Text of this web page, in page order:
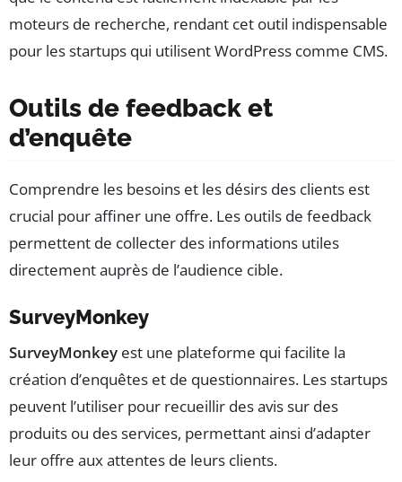
moteurs de recherche, rendant cet outil indispensable
pour les startups qui utilisent WordPress comme CMS.
Outils de feedback et
d’enquête
Comprendre les besoins et les désirs des clients est
crucial pour affiner une offre. Les outils de feedback
permettent de collecter des informations utiles
directement auprès de l’audience cible.
SurveyMonkey
SurveyMonkey est une plateforme qui facilite la
création d’enquêtes et de questionnaires. Les startups
peuvent l’utiliser pour recueillir des avis sur des
produits ou des services, permettant ainsi d’adapter
leur offre aux attentes de leurs clients.